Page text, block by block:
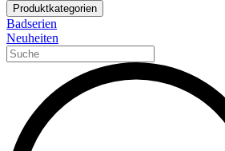
Produktkategorien
Badserien
Neuheiten